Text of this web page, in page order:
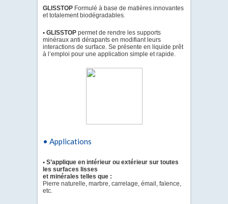
GLISSTOP Formulé à base de matières innovantes
et totalement biodégradables.
• GLISSTOP permet de rendre les supports
minéraux anti dérapants en modifiant leurs
interactions de surface. Se présente en liquide prêt
à l’emploi pour une application simple et rapide.
• Applications
• S’applique en intérieur ou extérieur sur toutes
les surfaces lisses
et minérales telles que :
Pierre naturelle, marbre, carrelage, émail, faïence,
etc.